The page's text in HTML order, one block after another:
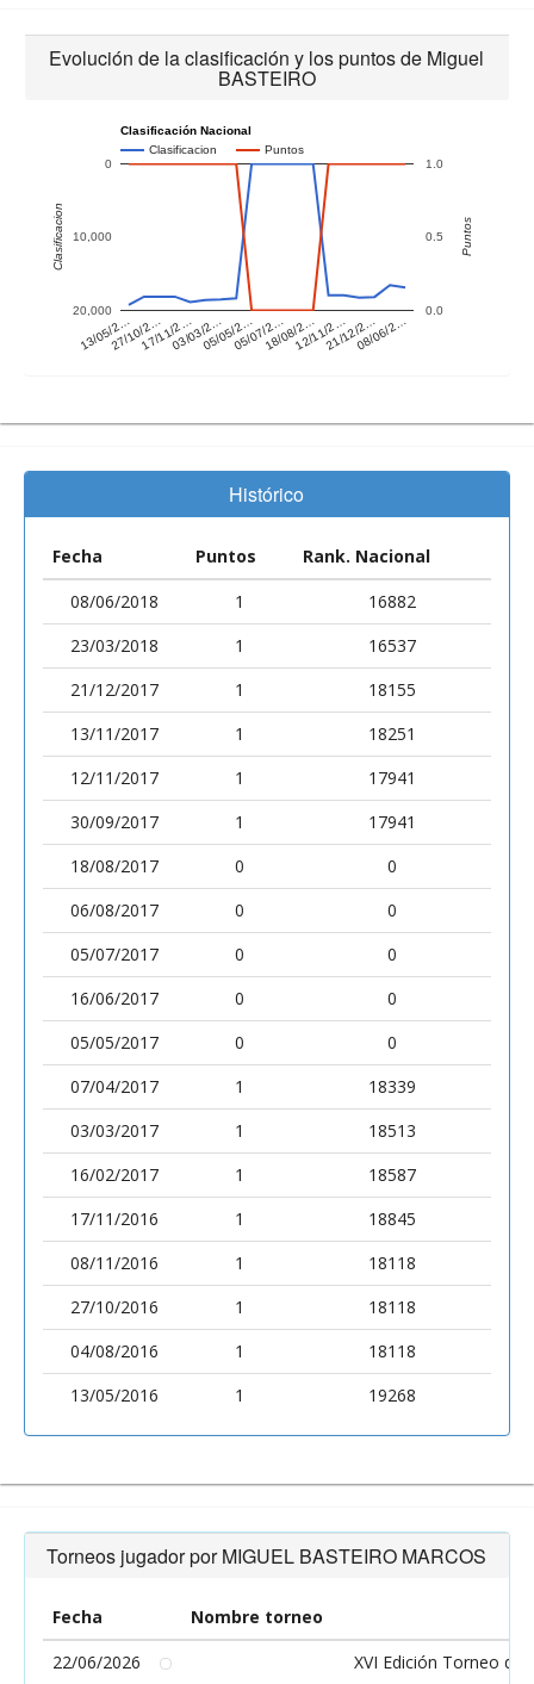
Evolución de la clasificación y los puntos de Miguel
BASTEIRO
Clasificación Nacional
Clasificacion
Puntos
13/05/2…27/10/2…17/11/2…03/03/2…05/05/2…05/07/2…18/08/2…12/11/2…21/12/2…08/06/2…
0
10,000
20,000 0.0
0.5
1.0
Clasificacion Puntos
Histórico
Fecha Puntos
Rank. Nacional
08/06/2018
1
16882
23/03/2018
1
16537
21/12/2017
1
18155
13/11/2017
1
18251
12/11/2017
1
17941
30/09/2017
1
17941
18/08/2017
0
0
06/08/2017
0
0
05/07/2017
0
0
16/06/2017
0
0
05/05/2017
0
0
07/04/2017
1
18339
03/03/2017
1
18513
16/02/2017
1
18587
17/11/2016
1
18845
08/11/2016
1
18118
27/10/2016
1
18118
04/08/2016
1
18118
13/05/2016
1 19268
Torneos jugador por MIGUEL BASTEIRO MARCOS
Fecha
Nombre torneo
22/06/2026
XVI Edición Torneo de